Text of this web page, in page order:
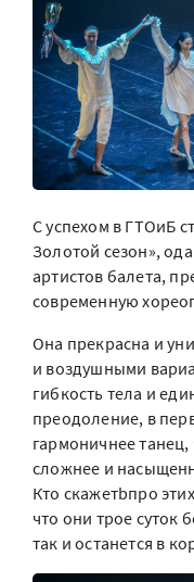
С успехом в ГТОиБ
Золотой сезон»,
артистов балета,
современную
Она прекрасна и
и воздушными
гибкость тела и
преодоление, в
гармоничнее
сложнее и
Кто скажетbпро
что они трое суток
так и останется в